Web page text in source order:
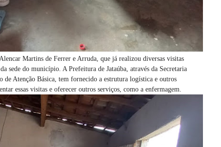
Martins de Ferrer e Arruda, que já realizou diversas visitas
sede do município. A Prefeitura de Jataúba, através da Secretaria
de Atenção Básica, tem fornecido a estrutura logística e outros
essas visitas e oferecer outros serviços, como a enfermagem.